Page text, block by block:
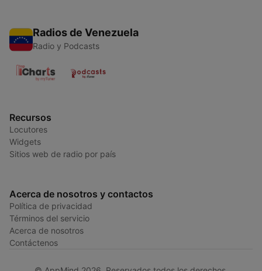
Radios de Venezuela
Radio y Podcasts
Recursos
Locutores
Widgets
Sitios web de radio por país
Acerca de nosotros y contactos
Política de privacidad
Términos del servicio
Acerca de nosotros
Contáctenos